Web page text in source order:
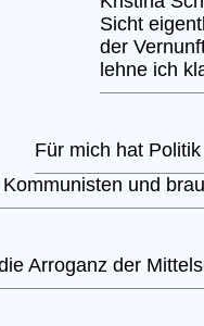
Sicht
der
lehne ich
Für mich hat
Kommunisten und
Arroganz der